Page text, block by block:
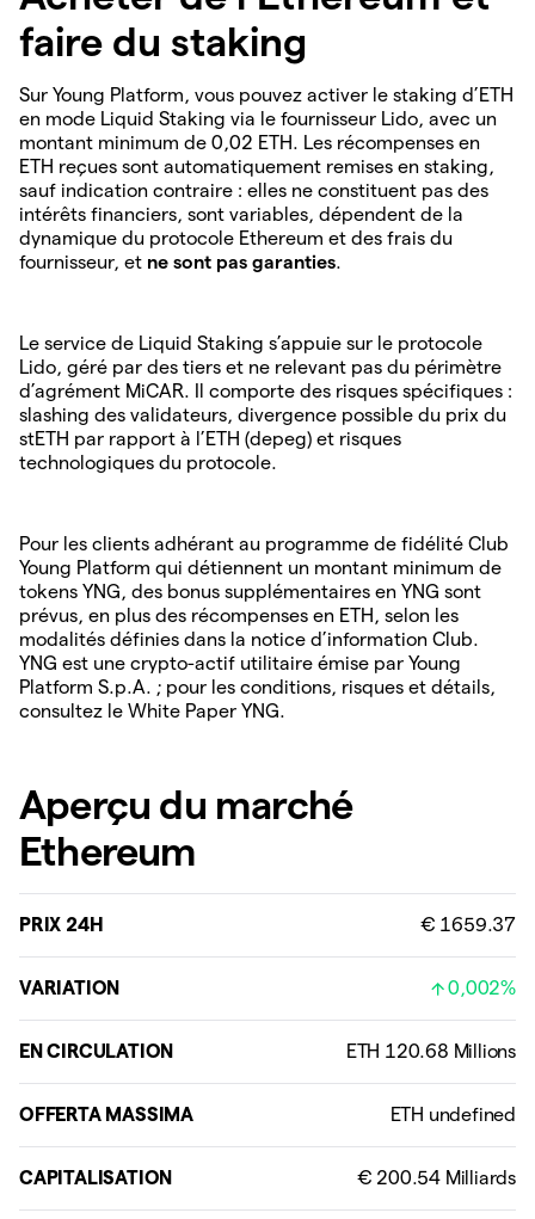
faire du staking
Sur Young Platform, vous pouvez activer le staking d’ETH
en mode Liquid Staking via le fournisseur Lido, avec un
montant minimum de 0,02 ETH. Les récompenses en
ETH reçues sont automatiquement remises en staking,
sauf indication contraire : elles ne constituent pas des
intérêts financiers, sont variables, dépendent de la
dynamique du protocole Ethereum et des frais du
fournisseur, et ne sont pas garanties.
Le service de Liquid Staking s’appuie sur le protocole
Lido, géré par des tiers et ne relevant pas du périmètre
d’agrément MiCAR. Il comporte des risques spécifiques :
slashing des validateurs, divergence possible du prix du
stETH par rapport à l’ETH (depeg) et risques
technologiques du protocole.
Pour les clients adhérant au programme de fidélité Club
Young Platform qui détiennent un montant minimum de
tokens YNG, des bonus supplémentaires en YNG sont
prévus, en plus des récompenses en ETH, selon les
modalités définies dans la notice d’information Club.
YNG est une crypto-actif utilitaire émise par Young
Platform S.p.A. ; pour les conditions, risques et détails,
consultez le White Paper YNG.
Aperçu du marché
Ethereum
PRIX 24H € 1659.37
VARIATION 0,002%
EN CIRCULATION
OFFERTA MASSIMA
CAPITALISATION